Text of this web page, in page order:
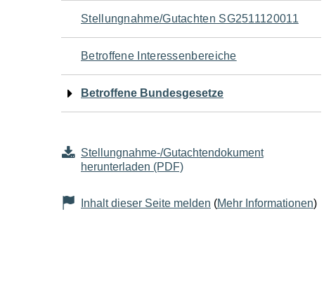
Navigation
für
den
Seiteninhalt
Stellungnahme/Gutachten SG2511120011
Betroffene Interessenbereiche
Betroffene Bundesgesetze
Stellungnahme-/Gutachtendokument
herunterladen (PDF)
Inhalt dieser Seite melden (Mehr Informationen)